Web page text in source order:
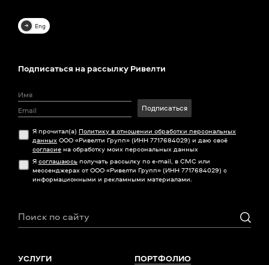
Eng
УСЛУГИ
ПОРТФОЛИО
Подписаться на рассылку Ривелти
Подписаться
Я прочитал(а) Политику в отношении обработки персональных
данных ООО «Ривелти Групп» (ИНН 7717684029) и даю своё
согласие на обработку моих персональных данных
Я соглашаюсь получать рассылку по e-mail, в СМС или
мессенджерах от ООО «Ривелти Групп» (ИНН 7717684029) с
информационными и рекламными материалами.